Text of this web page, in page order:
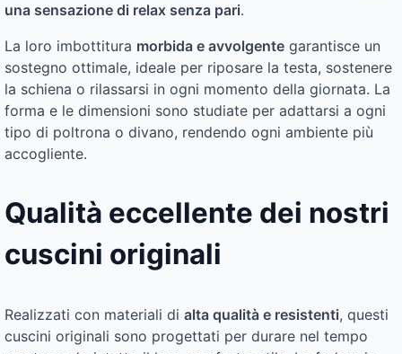
una sensazione di relax senza pari.
La loro imbottitura morbida e avvolgente garantisce un
sostegno ottimale, ideale per riposare la testa, sostenere
la schiena o rilassarsi in ogni momento della giornata. La
forma e le dimensioni sono studiate per adattarsi a ogni
tipo di poltrona o divano, rendendo ogni ambiente più
accogliente.
Qualità eccellente dei nostri
cuscini originali
Realizzati con materiali di alta qualità e resistenti, questi
cuscini originali sono progettati per durare nel tempo